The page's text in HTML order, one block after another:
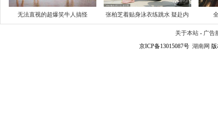
无法直视的超爆笑牛人搞怪 张柏芝着贴身泳衣练跳水 疑赴内
关于本站 - 广告
京ICP备13015087号湖南网 版